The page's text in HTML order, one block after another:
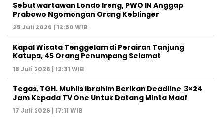
Sebut wartawan Londo Ireng, PWO IN Anggap
Prabowo Ngomongan Orang Keblinger
25 Juli 2026 | 12:50 WIB
Kapal Wisata Tenggelam di Perairan Tanjung
Katupa, 45 Orang Penumpang Selamat
18 Juli 2026 | 12:31 WIB
Tegas, TGH. Muhlis Ibrahim Berikan Deadline 3×24
Jam Kepada TV One Untuk Datang Minta Maaf
17 Juli 2026 | 17:11 WIB